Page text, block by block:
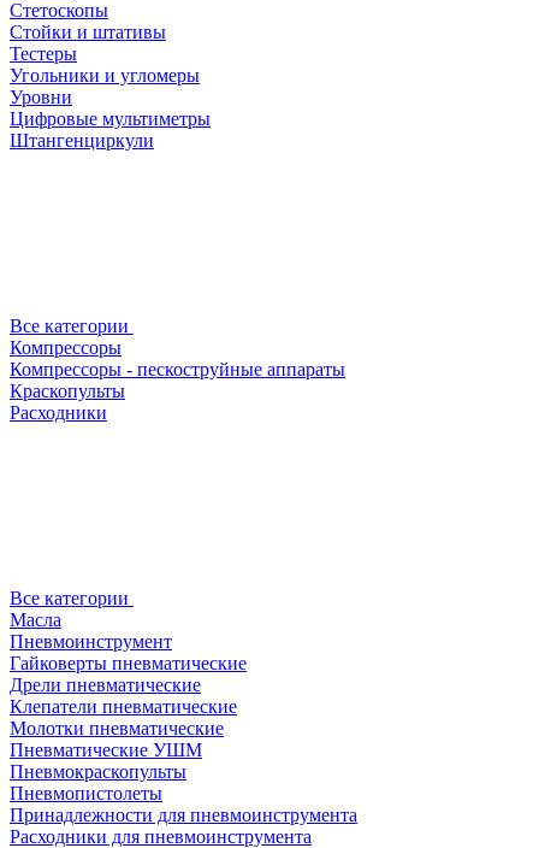
Стетоскопы
Стойки и штативы
Тестеры
Угольники и угломеры
Уровни
Цифровые мультиметры
Штангенциркули
Все категории
Компрессоры
Компрессоры - пескоструйные аппараты
Краскопульты
Расходники
Все категории
Масла
Пневмоинструмент
Гайковерты пневматические
Дрели пневматические
Клепатели пневматические
Молотки пневматические
Пневматические УШМ
Пневмокраскопульты
Пневмопистолеты
Принадлежности для пневмоинструмента
Расходники для пневмоинструмента